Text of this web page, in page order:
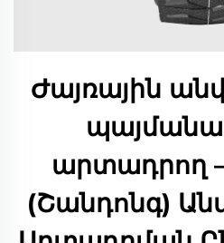
Ժայռային
արտադրող
(Շանդոնգ)